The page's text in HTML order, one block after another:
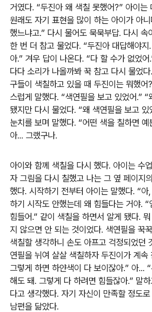
거였다. “두진아 왜 색칠 못했어?” 아이는
원래도 자기 표현을 많이 하는 아이가 아
했느냐고.” 다시 물어도 묵묵부답. 다시 속
한 번 더 참고 물었다. “두진아 대답해야지
아.” 겨우 답이 나온다. “다 할 수가 없었
다다 소리가 나올까봐 꾹 참고 다시 물었
구들이 색칠하고 있을 때 두진이는 뭐했어
스럽게 말했다. “색연필을 보고 있었어.”
됐지만 다시 물었다. “왜 색연필을 보고 있
눈치를 보며 말했다. “어떤 색을 칠하면 예
아... 그랬구나.
아이와 함께 색칠을 다시 했다. 아이는 수
자 그림을 다시 칠했고 나는 그 옆 페이지
했다. 시작하기 전부터 아이는 말했다. “아
하기 시작도 안했는데 왜 힘들다는 거야.
힘들어.” 같이 색칠을 하면서 알게 됐다.
지 않으면 안 되는 것이었다. 색연필을 꾹
색칠할 생각하니 손도 아프고 걱정되었던
연필을 뉘여 살살 색칠하자 두진이가 계속
그렇게 하면 하얀색이 다 보이잖아.” 아...
해도 돼. 그렇게 다 하려면 힘들잖아.” 말
다고 생각했다. 자기 자신이 만족할 정도
남편을 닮았다.